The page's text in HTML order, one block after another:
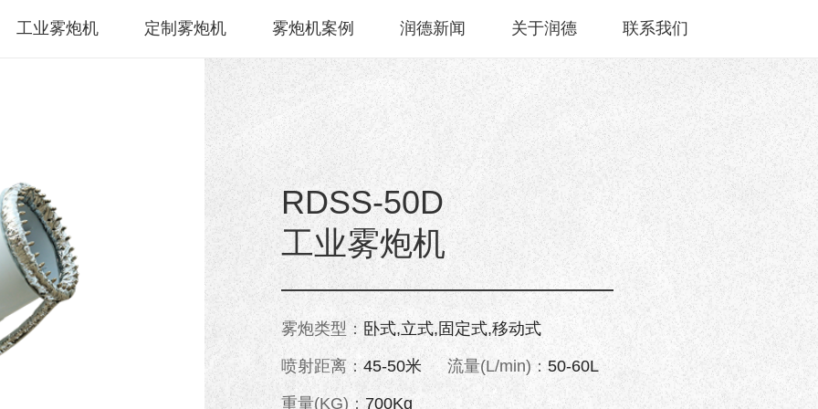
工业雾炮机 定制雾炮机 雾炮机案例 润德新闻 关于润德 联系我们
RDSS-50D
工业雾炮机
雾炮类型： 卧式,立式,固定式,移动式
喷射距离： 45-50米 流量(L/min)：50-60L
重量(KG)： 700Kg